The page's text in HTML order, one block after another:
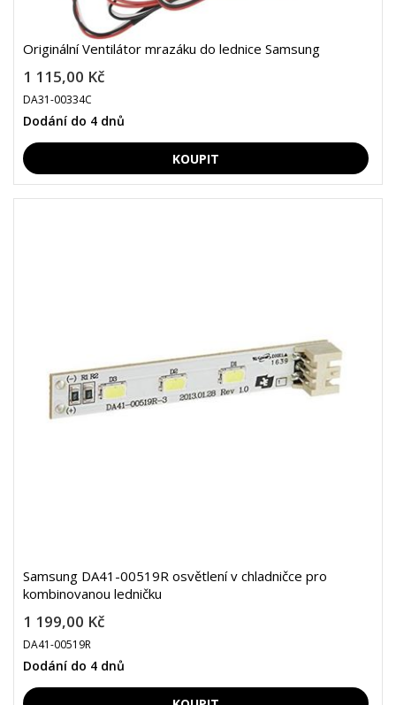
Originální Ventilátor mrazáku do lednice Samsung
1 115,00 Kč
DA31-00334C
Dodání do 4 dnů
Samsung DA41-00519R osvětlení v chladničce pro
kombinovanou ledničku
1 199,00 Kč
DA41-00519R
Dodání do 4 dnů